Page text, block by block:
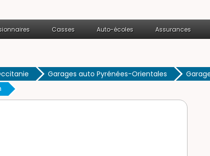
Casses Auto-écoles Assurances
Garages auto Pyrénées-Orientales